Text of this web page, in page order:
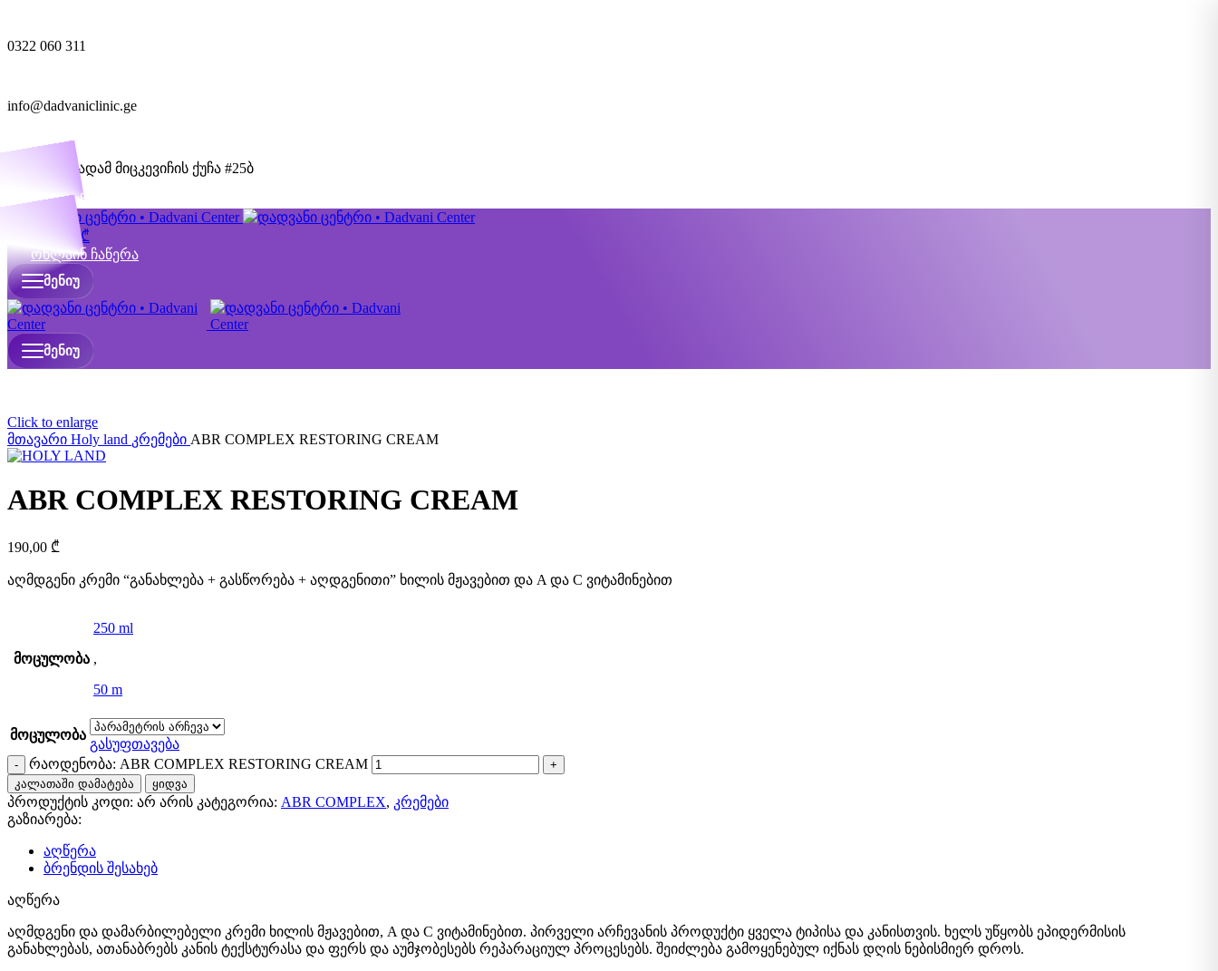
0322 060 311
info@dadvaniclinic.ge
თბილისი, ადამ მიცკევიჩის ქუჩა #25ბ
ონლაინ ჩაწერა
₾
ონლაინ ჩაწერა
ᲛᲔᲜᲘᲣ
ᲛᲔᲜᲘᲣ
Click to enlarge
მთავარი Holy land კრემები ABR COMPLEX RESTORING CREAM
ABR COMPLEX RESTORING CREAM
190,00 ₾
აღმდგენი კრემი “განახლება + გასწორება + აღდგენითი” ხილის მჟავებით და A და C ვიტამინებით
მოცულობა
250 ml
,
50 m
მოცულობა
გასუფთავება
რაოდენობა: ABR COMPLEX RESTORING CREAM
კალათაში დამატება ყიდვა
პროდუქტის კოდი: არ არის კატეგორია: ABR COMPLEX, კრემები
გაზიარება:
აღწერა
ბრენდის შესახებ
აღწერა
აღმდგენი და დამარბილებელი კრემი ხილის მჟავებით, A და C ვიტამინებით. პირველი არჩევანის პროდუქტი ყველა ტიპისა და კანისთვის. ხელს უწყობს ეპიდერმისის
განახლებას, ათანაბრებს კანის ტექსტურასა და ფერს და აუმჯობესებს რეპარაციულ პროცესებს. შეიძლება გამოყენებულ იქნას დღის ნებისმიერ დროს.